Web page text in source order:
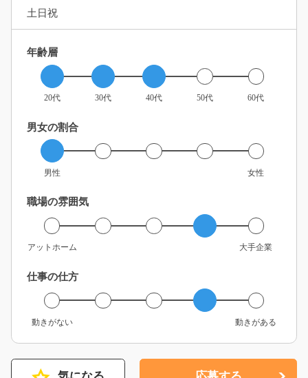
土日祝
年齢層
20代 30代 40代 50代 60代
男女の割合
男性 女性
職場の雰囲気
アットホーム 大手企業
仕事の仕方
動きがない 動きがある